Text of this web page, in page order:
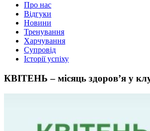
Про нас
Відгуки
Новини
Тренування
Харчування
Супровід
Історії успіху
КВІТЕНЬ – місяць здоров’я у